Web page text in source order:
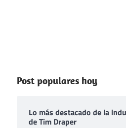
Post populares hoy
Lo más destacado de la
de Tim Draper